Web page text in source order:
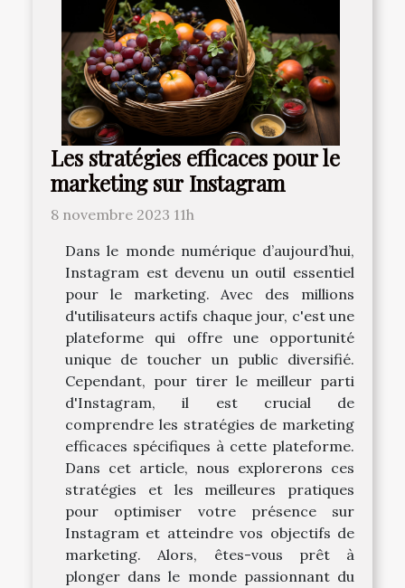
Les stratégies efficaces pour le
marketing sur Instagram
8 novembre 2023 11h
Dans le monde numérique d’aujourd’hui,
Instagram est devenu un outil essentiel
pour le marketing. Avec des millions
d'utilisateurs actifs chaque jour, c'est une
plateforme qui offre une opportunité
unique de toucher un public diversifié.
Cependant, pour tirer le meilleur parti
d'Instagram, il est crucial de
comprendre les stratégies de marketing
efficaces spécifiques à cette plateforme.
Dans cet article, nous explorerons ces
stratégies et les meilleures pratiques
pour optimiser votre présence sur
Instagram et atteindre vos objectifs de
marketing. Alors, êtes-vous prêt à
plonger dans le monde passionnant du